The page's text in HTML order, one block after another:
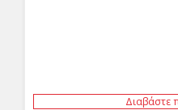
Διαβάστε